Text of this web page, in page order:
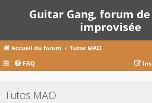
Guitar Gang, forum
improvisée
Accueil du forum Tutos MAO
FAQ
Tutos MAO